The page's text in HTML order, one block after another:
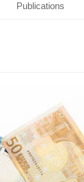
Publications